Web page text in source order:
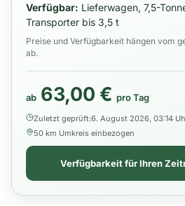
Verfügbar: Lieferwagen, 7,5-
Transporter bis 3,5 t
Preise und Verfügbarkeit hängen vom
ab.
ab 63,00 € pro Tag
Zuletzt geprüft:6. August 2026, 03:14
50 km Umkreis einbezogen
Verfügbarkeit für Ihren